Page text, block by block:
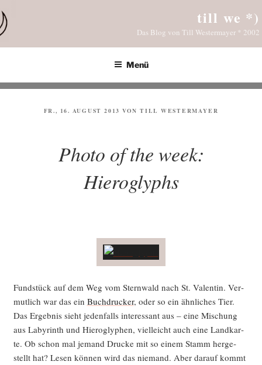
Inhalt
springen
till we *)
Das Blog von Till Westermayer * 2002
Menü
VERÖFFENTLICHT
FR., 16. AUGUST 2013 VON TILL WESTERMAYER
Photo of the week:
Hieroglyphs
Fund­stück auf dem Weg vom Stern­wald nach St. Valen­tin. Ver­
mut­lich war das ein Buch­dru­cker, oder so ein ähn­li­ches Tier.
Das Ergeb­nis sieht jeden­falls inter­es­sant aus – eine Mischung
aus Laby­rinth und Hie­ro­gly­phen, viel­leicht auch eine Land­kar­
te. Ob schon mal jemand Dru­cke mit so einem Stamm her­ge­
stellt hat? Lesen kön­nen wird das nie­mand. Aber dar­auf kommt